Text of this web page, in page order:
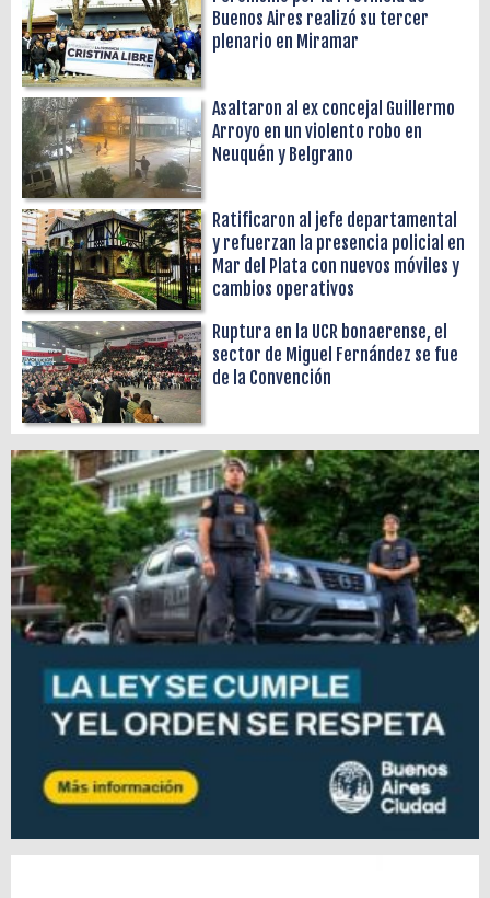
Buenos Aires realizó su tercer
plenario en Miramar
Asaltaron al ex concejal Guillermo
Arroyo en un violento robo en
Neuquén y Belgrano
Ratificaron al jefe departamental
y refuerzan la presencia policial en
Mar del Plata con nuevos móviles y
cambios operativos
Ruptura en la UCR bonaerense, el
sector de Miguel Fernández se fue
de la Convención